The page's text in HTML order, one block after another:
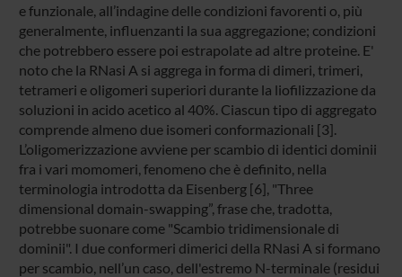
e funzionale, all’indagine delle condizioni favorenti o, più
generalmente, influenzanti la sua aggregazione; condizioni
che potrebbero essere poi estrapolate ad altre proteine. E'
noto che la RNasi A si aggrega in forma di dimeri, trimeri,
tetrameri e oligomeri superiori durante la liofilizzazione da
soluzioni in acido acetico al 40%. Ciascun tipo di aggregato
comprende almeno due isomeri conformazionali [3].
L’oligomerizzazione avviene per scambio di identici dominii
fra i vari momomeri, fenomeno che è definito, nella
terminologia introdotta da Eisenberg [6], "Three
dimensional domain-swapping”, frase che, tradotta,
potrebbe suonare come "Scambio tridimensionale di
dominii". I due conformeri dimerici della RNasi A si formano
per scambio, nell’un caso, dell'estremo N-terminale (residui